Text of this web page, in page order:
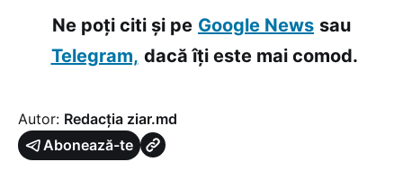
Ne poți citi și pe Google News sau
Telegram, dacă îți este mai comod.
Autor: Redacția ziar.md
Abonează-te